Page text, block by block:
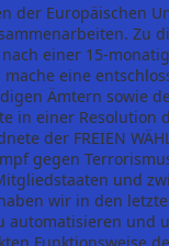
der Europäischen
Zu
einer 15-
eine
Ämtern sowie
in einer Resolution
der FREIEN
gegen
und
wir in den
automatisieren und